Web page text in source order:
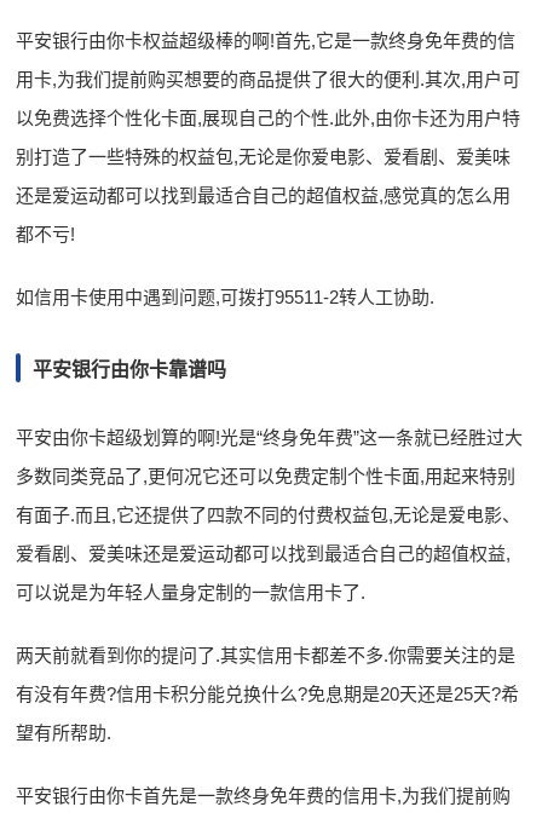
平安银行由你卡权益超级棒的啊!首先,它是一款终身免年费的信
用卡,为我们提前购买想要的商品提供了很大的便利.其次,用户可
以免费选择个性化卡面,展现自己的个性.此外,由你卡还为用户特
别打造了一些特殊的权益包,无论是你爱电影、爱看剧、爱美味
还是爱运动都可以找到最适合自己的超值权益,感觉真的怎么用
都不亏!
如信用卡使用中遇到问题,可拨打95511-2转人工协助.
平安银行由你卡靠谱吗
平安由你卡超级划算的啊!光是“终身免年费”这一条就已经胜过大
多数同类竞品了,更何况它还可以免费定制个性卡面,用起来特别
有面子.而且,它还提供了四款不同的付费权益包,无论是爱电影、
爱看剧、爱美味还是爱运动都可以找到最适合自己的超值权益,
可以说是为年轻人量身定制的一款信用卡了.
两天前就看到你的提问了.其实信用卡都差不多.你需要关注的是
有没有年费?信用卡积分能兑换什么?免息期是20天还是25天?希
望有所帮助.
平安银行由你卡首先是一款终身免年费的信用卡,为我们提前购